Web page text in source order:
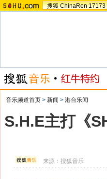
搜狐 ChinaRen 17173
音乐频道首页 > 新闻 > 港台乐闻
S.H.E主打《
来源：搜狐音乐